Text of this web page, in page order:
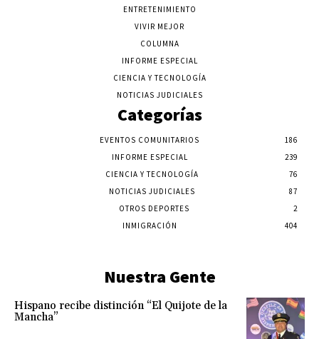
ENTRETENIMIENTO
VIVIR MEJOR
COLUMNA
INFORME ESPECIAL
CIENCIA Y TECNOLOGÍA
NOTICIAS JUDICIALES
Categorías
EVENTOS COMUNITARIOS
186
INFORME ESPECIAL
239
CIENCIA Y TECNOLOGÍA
76
NOTICIAS JUDICIALES
87
OTROS DEPORTES
2
INMIGRACIÓN
404
Nuestra Gente
Hispano recibe distinción “El Quijote de la
Mancha”